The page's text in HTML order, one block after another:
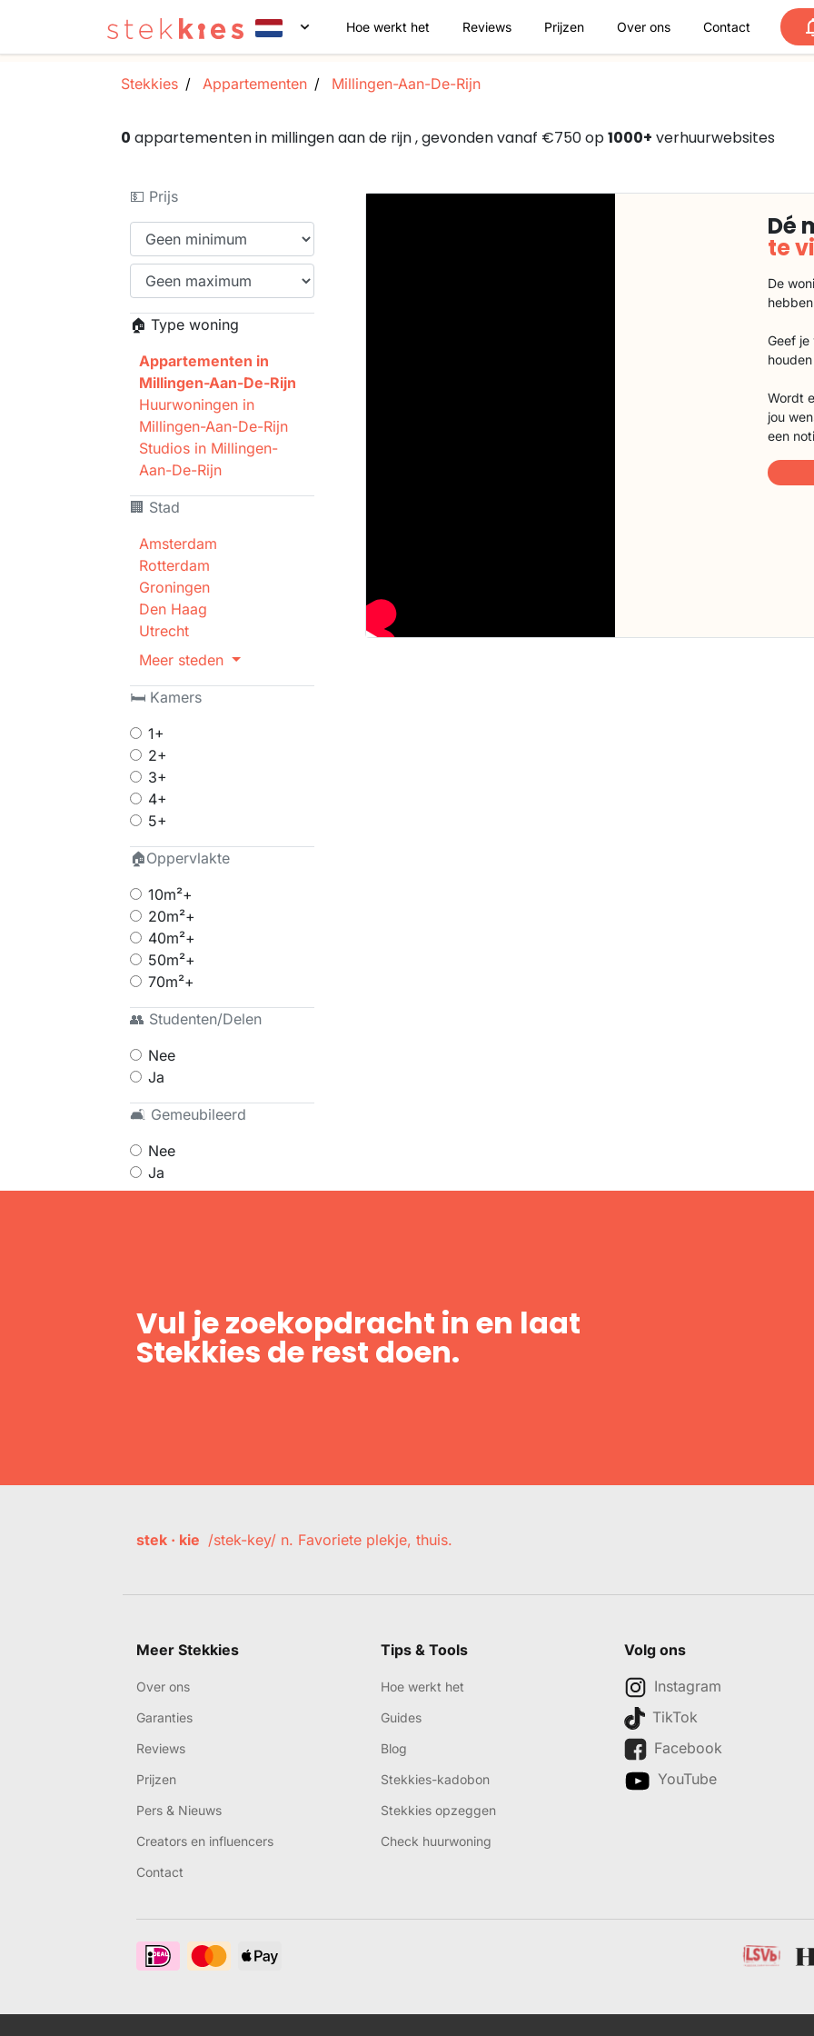
Hoe werkt het Reviews Prijzen Over ons Contact
Stekkies Appartementen Millingen-Aan-De-Rijn
0 appartementen in millingen aan de rijn , gevonden vanaf €750 op1000+ verhuurwebsites
💵 Prijs
🏠 Type woning
Appartementen in
Millingen-Aan-De-Rijn
Huurwoningen in
Millingen-Aan-De-Rijn
Studios in Millingen-
Aan-De-Rijn
🏢 Stad
Amsterdam
Rotterdam
Groningen
Den Haag
Utrecht
Meer steden
🛏 Kamers
1+
2+
3+
4+
5+
🏠Oppervlakte
10m²+
20m²+
40m²+
50m²+
70m²+
👥 Studenten/Delen
Nee
Ja
🛋 Gemeubileerd
Nee
Ja
Dé
te
De
Geef
Wordt
jou
een
Vul je zoekopdracht in en laat
Stekkies de rest doen.
stek · kie /stek-key/ n. Favoriete plekje, thuis.
Meer Stekkies
Over ons
Garanties
Reviews
Prijzen
Pers & Nieuws
Creators en influencers
Contact
Tips & Tools
Hoe werkt het
Guides
Blog
Stekkies-kadobon
Stekkies opzeggen
Check huurwoning
Volg ons
Instagram
TikTok
Facebook
YouTube